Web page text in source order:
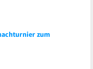
zum